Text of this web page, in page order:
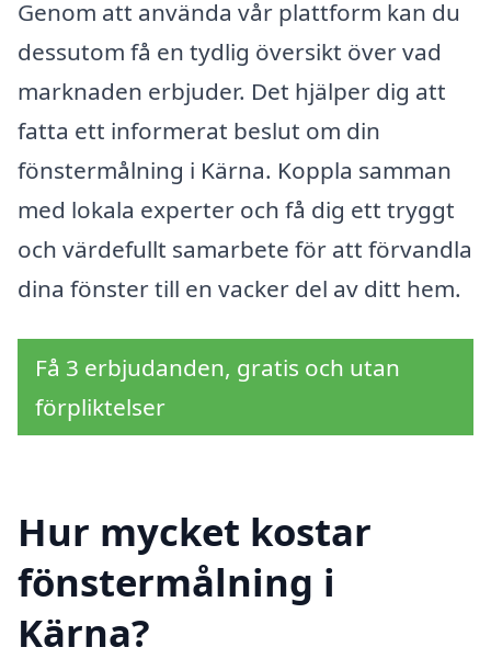
Genom att använda vår plattform kan du
dessutom få en tydlig översikt över vad
marknaden erbjuder. Det hjälper dig att
fatta ett informerat beslut om din
fönstermålning i Kärna. Koppla samman
med lokala experter och få dig ett tryggt
och värdefullt samarbete för att förvandla
dina fönster till en vacker del av ditt hem.
Få 3 erbjudanden, gratis och utan
förpliktelser
Hur mycket kostar
fönstermålning i
Kärna?